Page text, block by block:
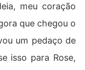
meu coração
que chegou o
um pedaço de
isso para Rose,